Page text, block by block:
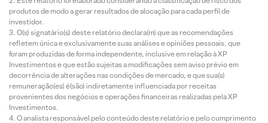
produtos de modo a gerar resultados de alocação para cada perfil de
investidor.
O(s) signatário(s) deste relatório declara(m) que as recomendações
refletem única e exclusivamente suas análises e opiniões pessoais, que
foram produzidas de forma independente, inclusive em relação à XP
Investimentos e que estão sujeitas a modificações sem aviso prévio em
decorrência de alterações nas condições de mercado, e que sua(s)
remuneração(es) é(são) indiretamente influenciada por receitas
provenientes dos negócios e operações financeiras realizadas pela XP
Investimentos.
O analista responsável pelo conteúdo deste relatório e pelo cumprimento